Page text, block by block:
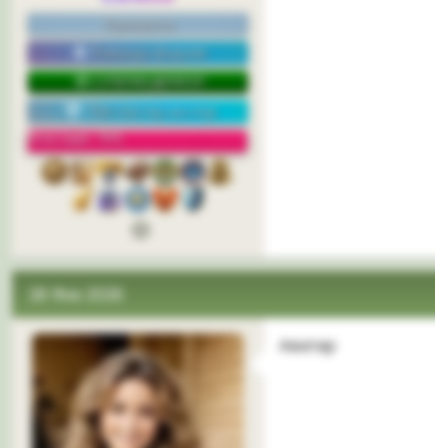
СУПЕРМОДЕРАТОР
Топ-постер месяца
Репутация: 76%
28 Фев 2026
Аватар